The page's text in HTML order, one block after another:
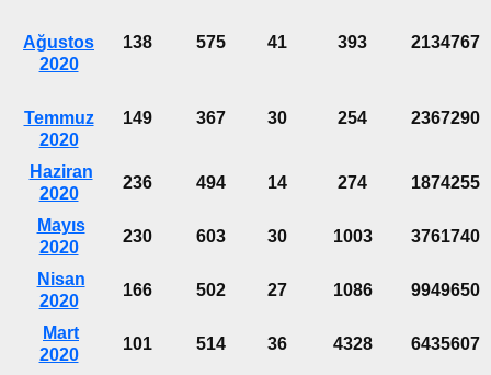
Ağustos
2020
138 575 41 393 2134767
Temmuz
2020
149 367 30 254 2367290
Haziran
2020
236 494 14 274 1874255
Mayıs
2020
230 603 30 1003 3761740
Nisan
2020
166 502 27 1086 9949650
Mart
2020
101 514 36 4328 6435607